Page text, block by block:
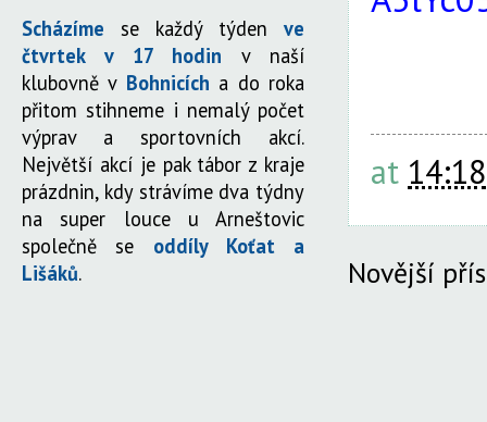
at 14:18
Novější
Scházíme
se každý týden ve
čtvrtek v 17 hodin v naší
klubovně v Bohnicích a do roka
přitom stihneme i nemalý počet
výprav a sportovních akcí.
Největší akcí je pak tábor z kraje
prázdnin, kdy strávíme dva týdny
na super louce u Arneštovic
společně se oddíly Koťat a
Lišáků.